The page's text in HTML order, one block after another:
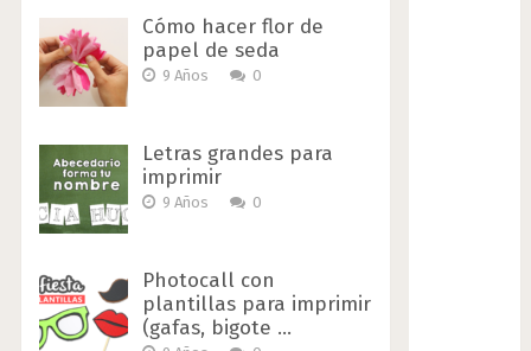
Cómo hacer flor de
papel de seda
9 Años 0
Letras grandes para
imprimir
9 Años 0
Photocall con
plantillas para imprimir
(gafas, bigote …